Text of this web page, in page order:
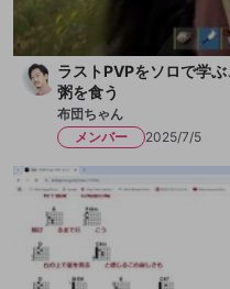
ラストPVPをソロで学
粥を食う
布団ちゃん
メンバー
2025/7/5